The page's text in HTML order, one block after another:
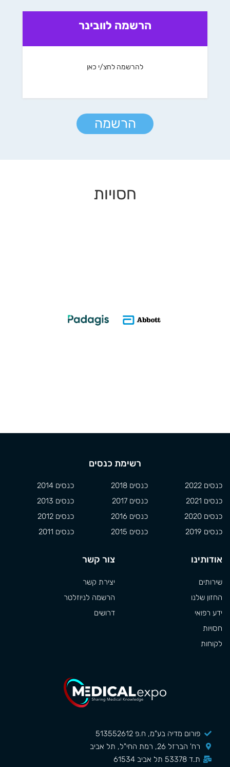
הרשמה לוובינר
להרשמה לחצ/י כאן
הרשמה
חסויות
פורום מדיה בע"מ, ח.פ 513552612
רח' הברזל 26, רמת החי"ל, תל אביב
ת.ד 53378 תל אביב 61534
רשימת כנסים
כנסים 2022
כנסים 2021
כנסים 2020
כנסים 2019
כנסים 2018
כנסים 2017
כנסים 2016
כנסים 2015
כנסים 2014
כנסים 2013
כנסים 2012
כנסים 2011
אודותינו
שירותים
החזון שלנו
ידע רפואי
חסויות
לקוחות
צור קשר
יצירת קשר
הרשמה לניוזלטר
דרושים